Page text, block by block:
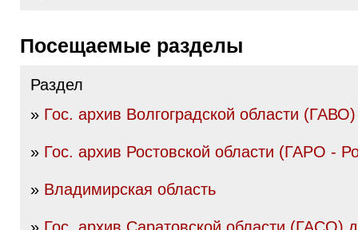
Посещаемые разделы
Раздел
» Гос. архив Волгоградской области (ГАВО)
» Гос. архив Ростовской области (ГАРО -
» Владимирская область